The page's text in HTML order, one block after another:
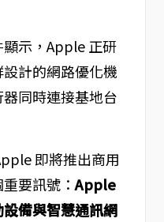
示，Apple 正研
計的網路優化機
同時連接基地台
即將推出商用
要訊號：Apple
備與智慧通訊網